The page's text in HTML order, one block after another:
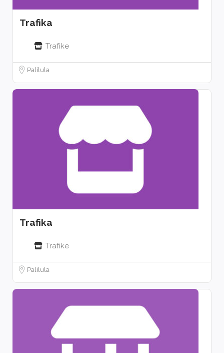
Trafika
Trafike
Palilula
Trafika
Trafike
Palilula